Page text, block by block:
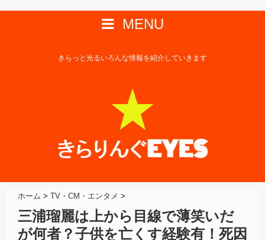
MENU
きらっと光るいろんな情報を紹介していきます
ホーム > TV・CM・エンタメ >
三浦瑠麗は上から目線で薄笑いだ
が何者？子供を亡くす経験有！死因